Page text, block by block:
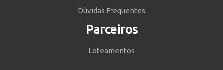
Dúvidas Frequentes
Parceiros
Loteamentos